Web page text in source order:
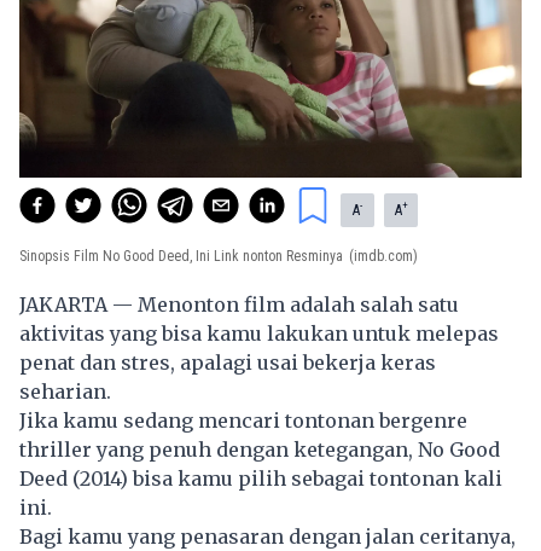
A- A+
Sinopsis Film No Good Deed, Ini Link nonton Resminya (imdb.com)
JAKARTA — Menonton film adalah salah satu
aktivitas yang bisa kamu lakukan untuk melepas
penat dan stres, apalagi usai bekerja keras
seharian.
Jika kamu sedang mencari tontonan bergenre
thriller yang penuh dengan ketegangan, No Good
Deed (2014) bisa kamu pilih sebagai tontonan kali
ini.
Bagi kamu yang penasaran dengan jalan ceritanya,